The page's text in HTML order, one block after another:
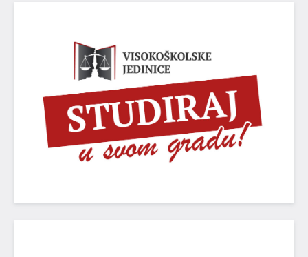
PRAVO - TEORIJA I PRAKSA
Nacionalni časopis međunarodnog značaja (kategorije